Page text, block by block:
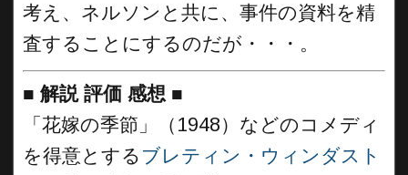
考え、ネルソンと共に、事件の資料を精
査することにするのだが・・・。
■ 解説 評価 感想 ■
「花嫁の季節」（1948）などのコメディ
を得意とする ブレティン・ウィンダスト